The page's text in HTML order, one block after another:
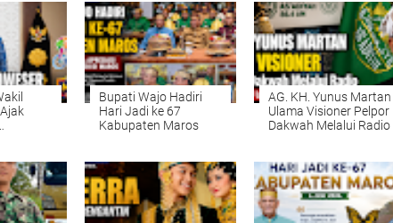
XVIII
Bupati Wajo Hadiri
Hari Jadi ke 67
Kabupaten Maros
AG. KH. Yunus Martan
Ulama Visioner Pelpor
Dakwah Melalui Radio